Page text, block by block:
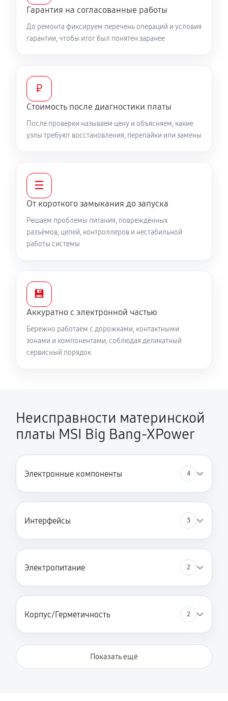
Гарантия на согласованные работы
До ремонта фиксируем перечень операций и условия
гарантии, чтобы итог был понятен заранее
₽
Стоимость после диагностики платы
После проверки называем цену и объясняем, какие
узлы требуют восстановления, перепайки или замены
☰
От короткого замыкания до запуска
Решаем проблемы питания, повреждённых
разъёмов, цепей, контроллеров и нестабильной
работы системы
💾
Аккуратно с электронной частью
Бережно работаем с дорожками, контактными
зонами и компонентами, соблюдая деликатный
сервисный порядок
Неисправности материнской
платы MSI Big Bang-XPower
Электронные компоненты 4
Интерфейсы 3
Электропитание 2
Корпус/Герметичность 2
Показать ещё